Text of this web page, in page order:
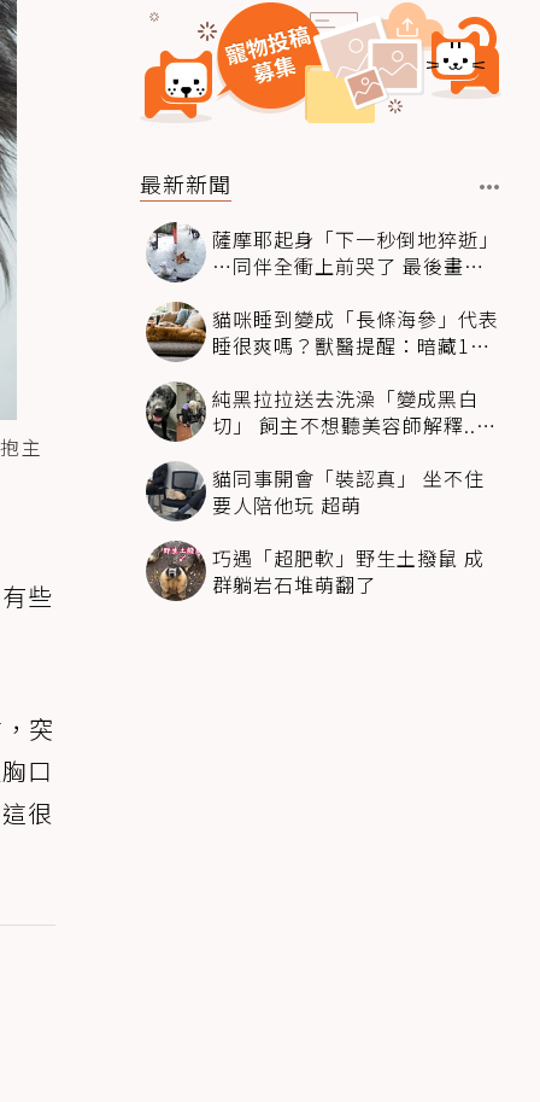
主
些
突
口
很
最新新聞
薩摩耶起身「下一秒倒地猝逝」
…同伴全衝上前哭了 最後畫面
貓咪睡到變成「長條海參」代表
睡很爽嗎？獸醫提醒：暗藏1種
純黑拉拉送去洗澡「變成黑白
切」 飼主不想聽美容師解釋..衝
貓同事開會「裝認真」 坐不住
要人陪他玩 超萌
巧遇「超肥軟」野生土撥鼠 成
群躺岩石堆萌翻了